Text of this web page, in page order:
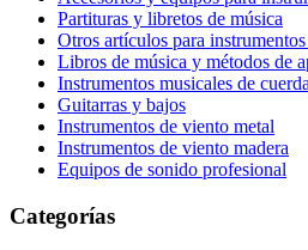
Partituras y libretos de música
Otros artículos para
Libros de música y métodos de
Instrumentos musicales de cuerda
Guitarras y bajos
Instrumentos de viento metal
Instrumentos de viento madera
Equipos de sonido profesional
Categorías